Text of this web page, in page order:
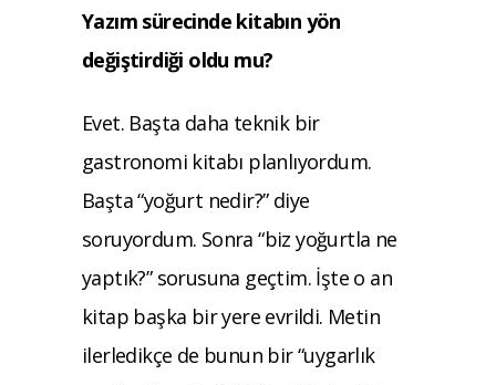
Yazım sürecinde kitabın yön
değiştirdiği oldu mu?
Evet. Başta daha teknik bir
gastronomi kitabı planlıyordum.
Başta “yoğurt nedir?” diye
soruyordum. Sonra “biz yoğurtla ne
yaptık?” sorusuna geçtim. İşte o an
kitap başka bir yere evrildi. Metin
ilerledikçe de bunun bir “uygarlık